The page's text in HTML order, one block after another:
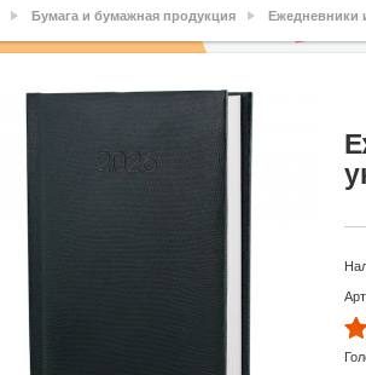
Бумага и бумажная продукция Ежедневники